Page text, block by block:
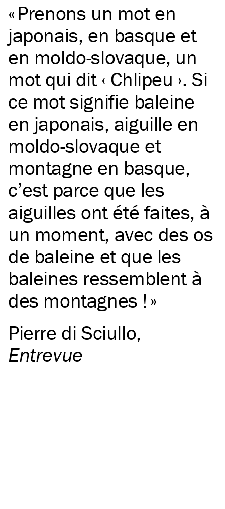
Prenons un mot en
japonais, en basque et
en moldo-slovaque, un
mot qui dit ‹ Chlipeu ›. Si
ce mot signifie baleine
en japonais, aiguille en
moldo-slovaque et
montagne en basque,
c’est parce que les
aiguilles ont été faites, à
un moment, avec des os
de baleine et que les
baleines ressemblent à
des montagnes !
Pierre di Sciullo,
Entrevue